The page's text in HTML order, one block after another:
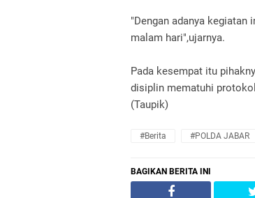
"Dengan adanya kegiatan
malam hari",ujarnya.
Pada kesempat itu
disiplin mematuhi
(Taupik)
#Berita #POLDA JABAR
BAGIKAN BERITA INI